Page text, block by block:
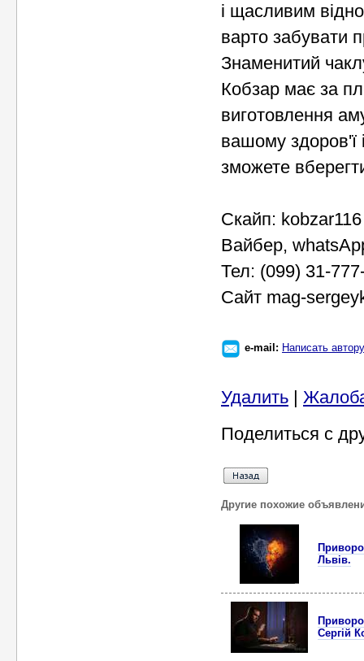
і щасливим
варто забувати
Знаменитий
Кобзар має за
виготовлення
вашому здоров'ї
зможете
Скайп: kobzar116
Вайбер,
Тел: (099) 31-
Сайт mag-
e-mail: Написать автору
Удалить |
Поделиться с
Другие похожие
Львів.
Сергій